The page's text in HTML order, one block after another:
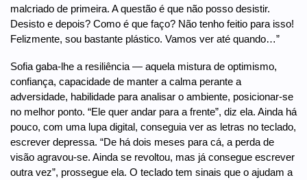
malcriado de primeira. A questão é que não posso desistir.
Desisto e depois? Como é que faço? Não tenho feitio para isso!
Felizmente, sou bastante plástico. Vamos ver até quando…”
Sofia gaba-lhe a resiliência — aquela mistura de optimismo,
confiança, capacidade de manter a calma perante a
adversidade, habilidade para analisar o ambiente, posicionar-se
no melhor ponto. “Ele quer andar para a frente”, diz ela. Ainda há
pouco, com uma lupa digital, conseguia ver as letras no teclado,
escrever depressa. “De há dois meses para cá, a perda de
visão agravou-se. Ainda se revoltou, mas já consegue escrever
outra vez”, prossegue ela. O teclado tem sinais que o ajudam a